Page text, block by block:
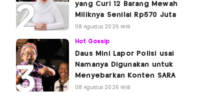
yang Curi 12 Barang Mewah
Miliknya Senilai Rp570 Juta
08 Agustus 2026 WIB
Hot Gossip
Daus Mini Lapor Polisi usai
Namanya Digunakan untuk
Menyebarkan Konten SARA
08 Agustus 2026 WIB